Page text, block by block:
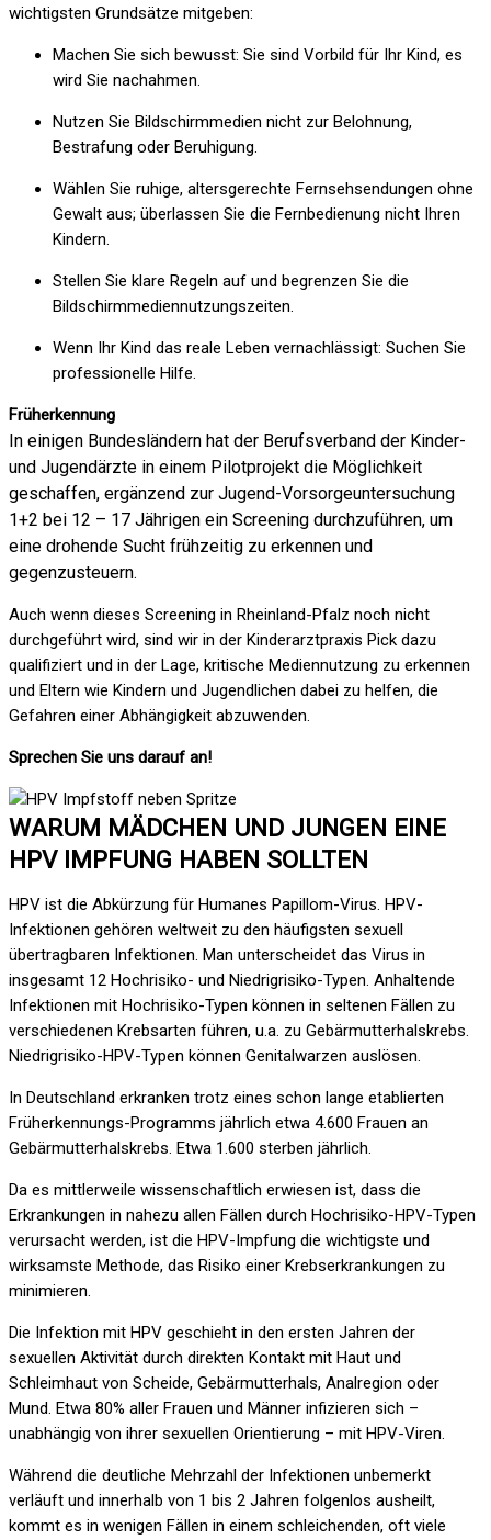
wichtigsten Grundsätze mitgeben:
Machen Sie sich bewusst: Sie sind Vorbild für Ihr Kind, es
wird Sie nachahmen.
Nutzen Sie Bildschirmmedien nicht zur Belohnung,
Bestrafung oder Beruhigung.
Wählen Sie ruhige, altersgerechte Fernsehsendungen ohne
Gewalt aus; überlassen Sie die Fernbedienung nicht Ihren
Kindern.
Stellen Sie klare Regeln auf und begrenzen Sie die
Bildschirmmediennutzungszeiten.
Wenn Ihr Kind das reale Leben vernachlässigt: Suchen Sie
professionelle Hilfe.
Früherkennung
In einigen Bundesländern hat der Berufsverband der Kinder-
und Jugendärzte in einem Pilotprojekt die Möglichkeit
geschaffen, ergänzend zur Jugend-Vorsorgeuntersuchung
1+2 bei 12 – 17 Jährigen ein Screening durchzuführen, um
eine drohende Sucht frühzeitig zu erkennen und
gegenzusteuern.
Auch wenn dieses Screening in Rheinland-Pfalz noch nicht
durchgeführt wird, sind wir in der Kinderarztpraxis Pick dazu
qualifiziert und in der Lage, kritische Mediennutzung zu erkennen
und Eltern wie Kindern und Jugendlichen dabei zu helfen, die
Gefahren einer Abhängigkeit abzuwenden.
Sprechen Sie uns darauf an!
WARUM MÄDCHEN UND JUNGEN EINE
HPV IMPFUNG HABEN SOLLTEN
HPV ist die Abkürzung für Humanes Papillom-Virus. HPV-
Infektionen gehören weltweit zu den häufigsten sexuell
übertragbaren Infektionen. Man unterscheidet das Virus in
insgesamt 12 Hochrisiko- und Niedrigrisiko-Typen. Anhaltende
Infektionen mit Hochrisiko-Typen können in seltenen Fällen zu
verschiedenen Krebsarten führen, u.a. zu Gebärmutterhalskrebs.
Niedrigrisiko-HPV-Typen können Genitalwarzen auslösen.
In Deutschland erkranken trotz eines schon lange etablierten
Früherkennungs-Programms jährlich etwa 4.600 Frauen an
Gebärmutterhalskrebs. Etwa 1.600 sterben jährlich.
Da es mittlerweile wissenschaftlich erwiesen ist, dass die
Erkrankungen in nahezu allen Fällen durch Hochrisiko-HPV-Typen
verursacht werden, ist die HPV-Impfung die wichtigste und
wirksamste Methode, das Risiko einer Krebserkrankungen zu
minimieren.
Die Infektion mit HPV geschieht in den ersten Jahren der
sexuellen Aktivität durch direkten Kontakt mit Haut und
Schleimhaut von Scheide, Gebärmutterhals, Analregion oder
Mund. Etwa 80% aller Frauen und Männer infizieren sich –
unabhängig von ihrer sexuellen Orientierung – mit HPV-Viren.
Während die deutliche Mehrzahl der Infektionen unbemerkt
verläuft und innerhalb von 1 bis 2 Jahren folgenlos ausheilt,
kommt es in wenigen Fällen in einem schleichenden, oft viele